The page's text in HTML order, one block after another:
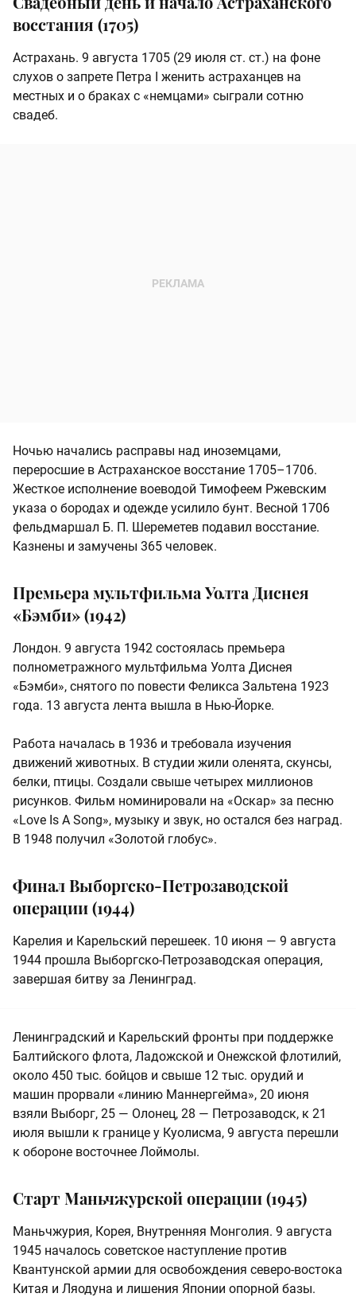
восстания (1705)
Астрахань. 9 августа 1705 (29 июля ст. ст.) на фоне
слухов о запрете Петра I женить астраханцев на
местных и о браках с «немцами» сыграли сотню
свадеб.
Ночью начались расправы над иноземцами,
переросшие в Астраханское восстание 1705–1706.
Жесткое исполнение воеводой Тимофеем Ржевским
указа о бородах и одежде усилило бунт. Весной 1706
фельдмаршал Б. П. Шереметев подавил восстание.
Казнены и замучены 365 человек.
Премьера мультфильма Уолта Диснея
«Бэмби» (1942)
Лондон. 9 августа 1942 состоялась премьера
полнометражного мультфильма Уолта Диснея
«Бэмби», снятого по повести Феликса Зальтена 1923
года. 13 августа лента вышла в Нью-Йорке.
Работа началась в 1936 и требовала изучения
движений животных. В студии жили оленята, скунсы,
белки, птицы. Создали свыше четырех миллионов
рисунков. Фильм номинировали на «Оскар» за песню
«Love Is A Song», музыку и звук, но остался без наград.
В 1948 получил «Золотой глобус».
Финал Выборгско-Петрозаводской
операции (1944)
Карелия и Карельский перешеек. 10 июня — 9 августа
1944 прошла Выборгско-Петрозаводская операция,
завершая битву за Ленинград.
Ленинградский и Карельский фронты при поддержке
Балтийского флота, Ладожской и Онежской флотилий,
около 450 тыс. бойцов и свыше 12 тыс. орудий и
машин прорвали «линию Маннергейма», 20 июня
взяли Выборг, 25 — Олонец, 28 — Петрозаводск, к 21
июля вышли к границе у Куолисма, 9 августа перешли
к обороне восточнее Лоймолы.
Старт Маньчжурской операции (1945)
Маньчжурия, Корея, Внутренняя Монголия. 9 августа
1945 началось советское наступление против
Квантунской армии для освобождения северо-востока
Китая и Ляодуна и лишения Японии опорной базы.